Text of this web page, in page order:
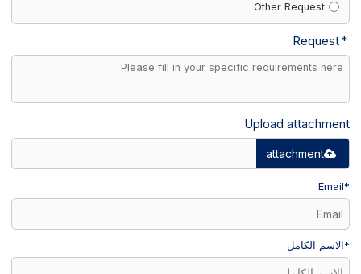
Other Request
Request
Upload attachment
attachment
*
Email
* الاسم الكامل